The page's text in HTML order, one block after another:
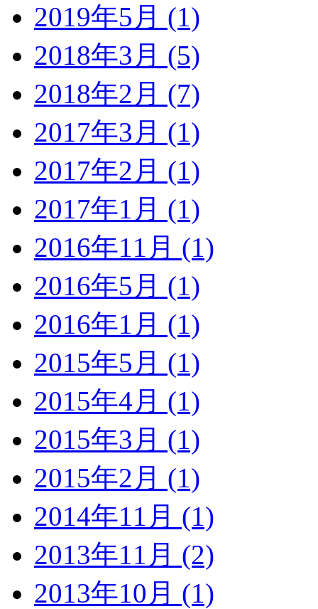
2019年5月 (1)
2018年3月 (5)
2018年2月 (7)
2017年3月 (1)
2017年2月 (1)
2017年1月 (1)
2016年11月 (1)
2016年5月 (1)
2016年1月 (1)
2015年5月 (1)
2015年4月 (1)
2015年3月 (1)
2015年2月 (1)
2014年11月 (1)
2013年11月 (2)
2013年10月 (1)